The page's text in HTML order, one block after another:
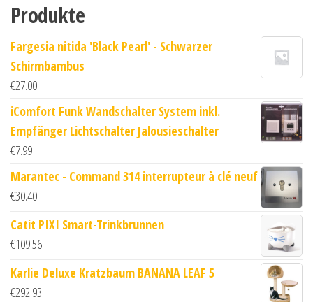
Produkte
Fargesia nitida 'Black Pearl' - Schwarzer
Schirmbambus
€27.00
iComfort Funk Wandschalter System inkl.
Empfänger Lichtschalter Jalousieschalter
€7.99
Marantec - Command 314 interrupteur à clé neuf
€30.40
Catit PIXI Smart-Trinkbrunnen
€109.56
Karlie Deluxe Kratzbaum BANANA LEAF 5
€292.93